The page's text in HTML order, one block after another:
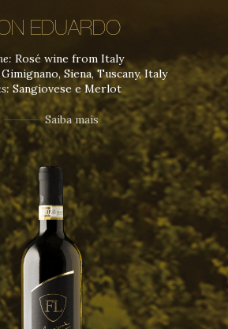
EDUARDO
Rosé wine from Italy
Gimignano, Siena, Tuscany, Italy
Sangiovese e Merlot
Saiba mais